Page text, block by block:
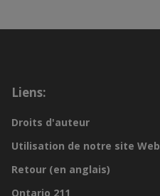
Liens:
Droits d'auteur
Utilisation de notre site Web
Retour (en anglais)
Ontario 211